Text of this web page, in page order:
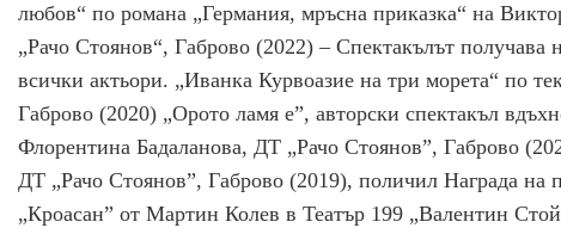
любов“ по романа „Германия, мръсна приказка“ на
„Рачо Стоянов“, Габрово (2022) – Спектакълът получава
всички актьори. „Иванка Курвоазие на три морета“ по
Габрово (2020) „Орото ламя е”, авторски спектакъл
Флорентина Бадаланова, ДТ „Рачо Стоянов”, Габрово
ДТ „Рачо Стоянов”, Габрово (2019), поличил Награда на
„Кроасан” от Мартин Колев в Театър 199 „Валентин